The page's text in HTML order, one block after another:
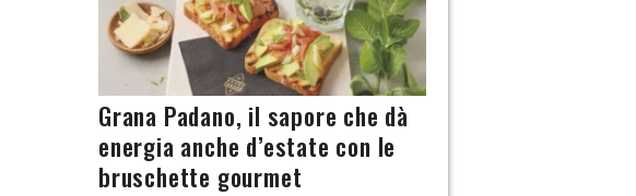
Grana Padano, il sapore che dà
energia anche d’estate con le
bruschette gourmet